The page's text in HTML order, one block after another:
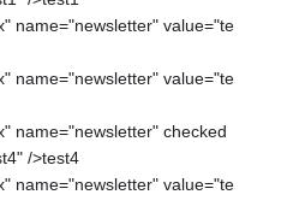
name="newsletter" value="te
name="newsletter" value="te
name="newsletter" checked
/>test4
name="newsletter" value="te